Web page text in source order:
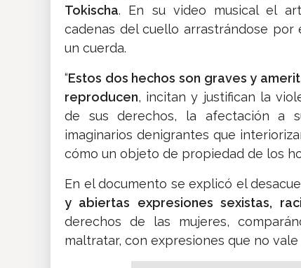
Tokischa. En su video musical el
cadenas del cuello arrastrándose
un cuerda.
“Estos dos hechos son graves y
reproducen, incitan y justifican la
de sus derechos, la afectación a
imaginarios denigrantes que
cómo un objeto de propiedad de los
En el documento se explicó el
y abiertas expresiones sexistas,
derechos de las mujeres,
maltratar, con expresiones que no vale